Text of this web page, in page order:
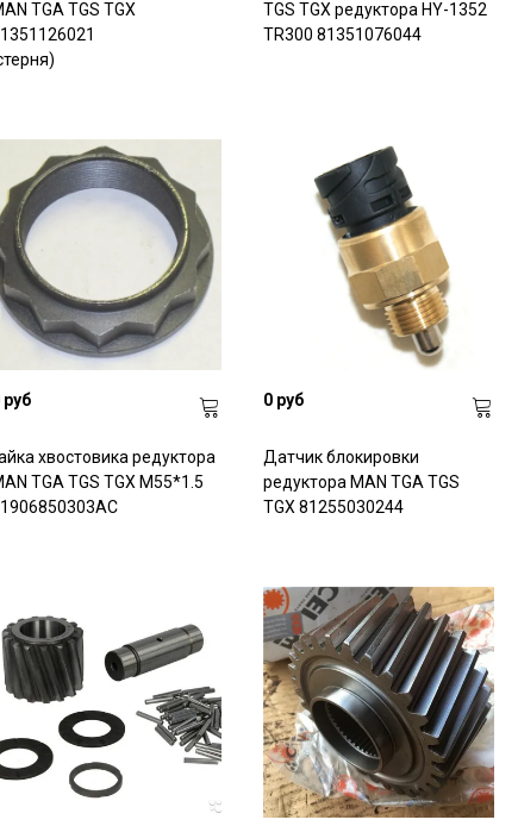
TGA TGS TGX
TGS TGX редуктора HY-1352
TR300 81351076044
руб
хвостовика редуктора
TGA TGS TGX M55*1.5
0 руб
Датчик блокировки
редуктора MAN TGA TGS
TGX 81255030244